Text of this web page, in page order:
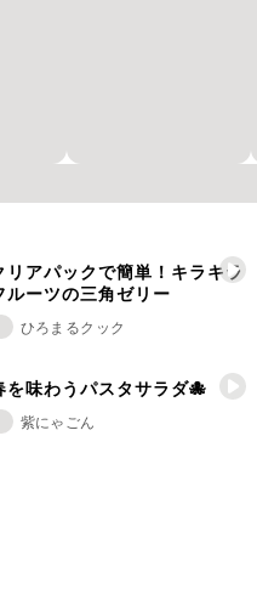
リアパックで簡単！キラキラ
ルーツの三角ゼリー
ひろまるクック
を味わうパスタサラダ🐙
紫にゃごん